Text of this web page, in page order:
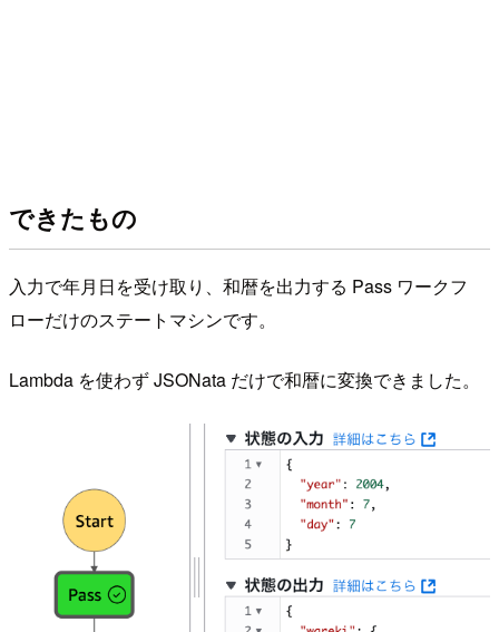
できたもの
入力で年月日を受け取り、和暦を出力する Pass ワークフ
ローだけのステートマシンです。
Lambda を使わず JSONata だけで和暦に変換できました。